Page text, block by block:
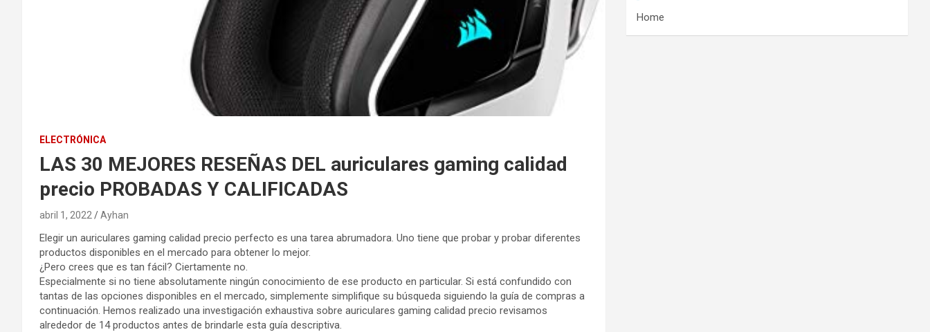
ELECTRÓNICA
LAS 30 MEJORES RESEÑAS DEL auriculares gaming calidad
precio PROBADAS Y CALIFICADAS
abril 1, 2022 Ayhan
Elegir un auriculares gaming calidad precio perfecto es una tarea abrumadora. Uno tiene que probar y probar diferentes
productos disponibles en el mercado para obtener lo mejor.
¿Pero crees que es tan fácil? Ciertamente no.
Especialmente si no tiene absolutamente ningún conocimiento de ese producto en particular. Si está confundido con
tantas de las opciones disponibles en el mercado, simplemente simplifique su búsqueda siguiendo la guía de compras a
continuación. Hemos realizado una investigación exhaustiva sobre auriculares gaming calidad precio revisamos
alrededor de 14 productos antes de brindarle esta guía descriptiva.
Home